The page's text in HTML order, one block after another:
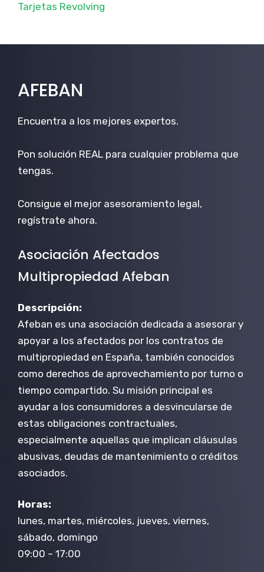
Tarjetas Revolving
AFEBAN
Encuentra a los mejores expertos.
Pon solución REAL para cualquier problema que
tengas.
Consigue el mejor asesoramiento legal,
regístrate ahora.
Asociación Afectados
Multipropiedad Afeban
Descripción:
Afeban es una asociación dedicada a asesorar y
apoyar a los afectados por los contratos de
multipropiedad en España, también conocidos
como derechos de aprovechamiento por turno o
tiempo compartido. Su misión principal es
ayudar a los consumidores a desvincularse de
estas obligaciones contractuales,
especialmente aquellas que implican cláusulas
abusivas, deudas de mantenimiento o créditos
asociados.
Horas:
lunes, martes, miércoles, jueves, viernes,
sábado, domingo
09:00 – 17:00